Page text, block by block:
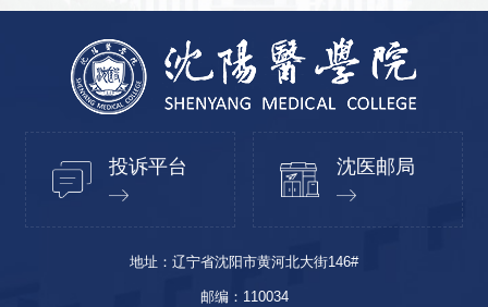
投诉平台 沈医邮局
地址：辽宁省沈阳市黄河北大街146#
邮编：110034